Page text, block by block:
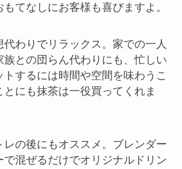
もてなしにお客様も喜びますよ。
代わりでリラックス。家での一人
族との団らん代わりにも、忙しい
トするには時間や空間を味わうこ
とにも抹茶は一役買ってくれま
レの後にもオススメ。ブレンダー
で混ぜるだけでオリジナルドリン